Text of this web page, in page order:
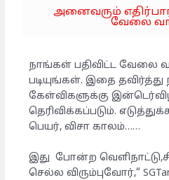
அனைவரும்
வேலை
நாங்கள் பதிவிட்ட வேலை
படியுங்கள். இதை
கேள்விகளுக்கு
தெரிவிக்கப்படும்.
பெயர், விசா காலம்……
இது போன்ற
செல்ல விரும்புவோர்,“